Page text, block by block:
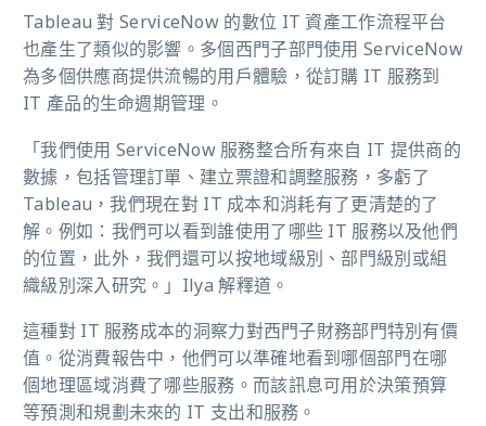
Tableau 對 ServiceNow 的數位 IT 資產工作流程平台
也產生了類似的影響。多個西門子部門使用 ServiceNow
為多個供應商提供流暢的用戶體驗，從訂購 IT 服務到
IT 產品的生命週期管理。
「我們使用 ServiceNow 服務整合所有來自 IT 提供商的
數據，包括管理訂單、建立票證和調整服務，多虧了
Tableau，我們現在對 IT 成本和消耗有了更清楚的了
解。例如：我們可以看到誰使用了哪些 IT 服務以及他們
的位置，此外，我們還可以按地域級別、部門級別或組
織級別深入研究。」Ilya 解釋道。
這種對 IT 服務成本的洞察力對西門子財務部門特別有價
值。從消費報告中，他們可以準確地看到哪個部門在哪
個地理區域消費了哪些服務。而該訊息可用於決策預算
等預測和規劃未來的 IT 支出和服務。